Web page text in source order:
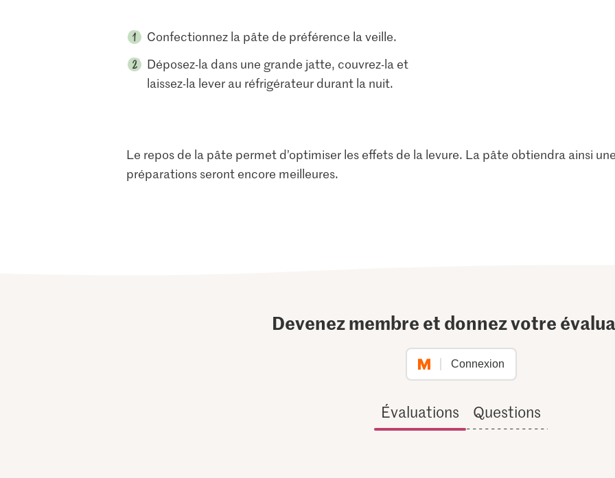
Confectionnez la pâte de préférence la veille.
Déposez-la dans une grande jatte, couvrez-la et
laissez-la lever au réfrigérateur durant la nuit.
Le repos de la pâte permet d’optimiser les effets de la levure. La pâte obtiendra ainsi
préparations seront encore meilleures.
Devenez membre et donnez votre
Connexion
Évaluations Questions